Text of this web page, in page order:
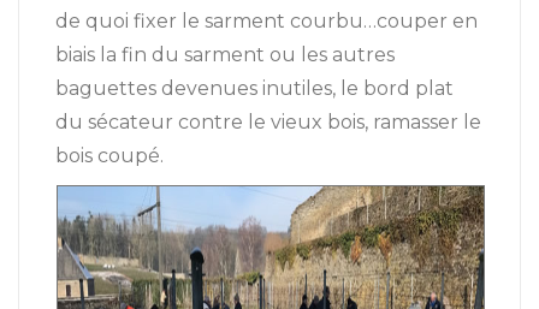
de quoi fixer le sarment courbu…couper en
biais la fin du sarment ou les autres
baguettes devenues inutiles, le bord plat
du sécateur contre le vieux bois, ramasser le
bois coupé.